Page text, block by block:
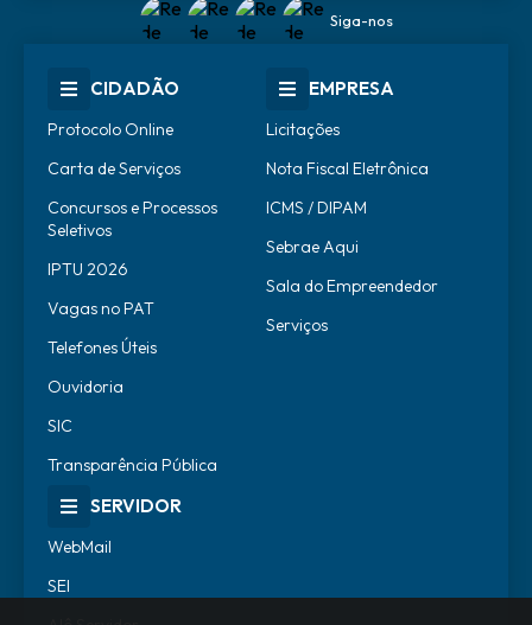
Siga-nos
CIDADÃO
Protocolo Online
Carta de Serviços
Concursos e Processos
Seletivos
IPTU 2026
Vagas no PAT
Telefones Úteis
Ouvidoria
SIC
Transparência Pública
EMPRESA
Licitações
Nota Fiscal Eletrônica
ICMS / DIPAM
Sebrae Aqui
Sala do Empreendedor
Serviços
SERVIDOR
WebMail
SEI